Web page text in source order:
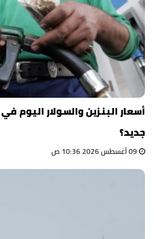
أسعار البنزين والسولار اليوم
جديد؟